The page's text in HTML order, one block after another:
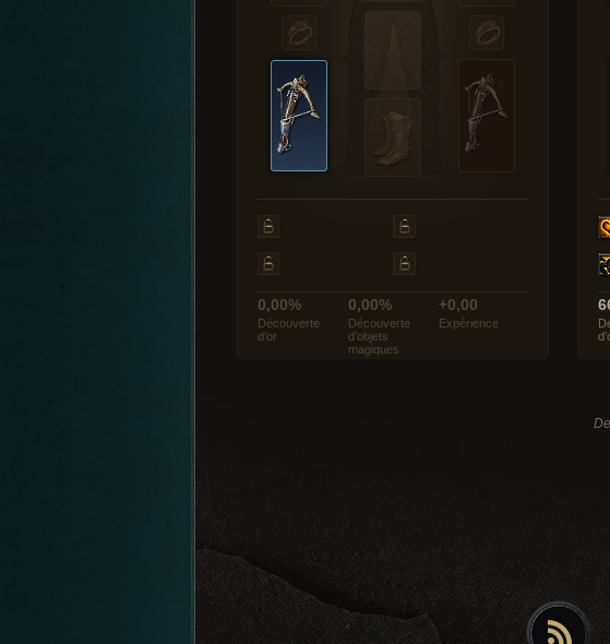
0,00%
Découverte
d’or
0,00%
Découverte
d’objets
magiques
+0,00
Expérience